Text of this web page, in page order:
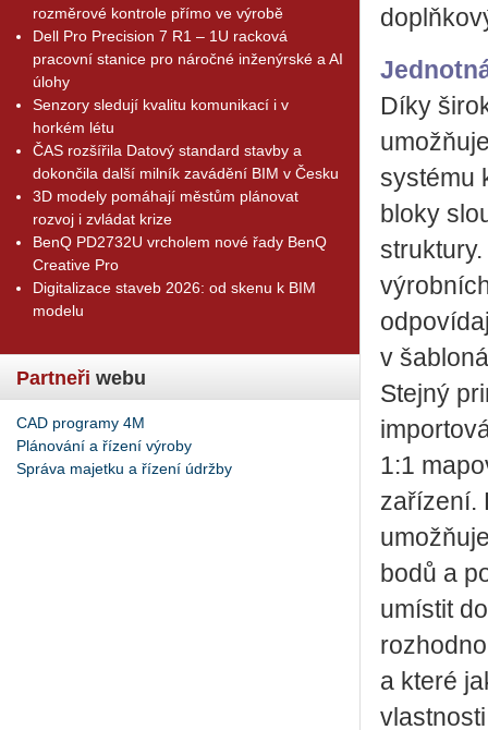
rozměrové kontrole přímo ve výrobě
Dell Pro Precision 7 R1 – 1U racková
pracovní stanice pro náročné inženýrské a AI
úlohy
Senzory sledují kvalitu komunikací i v
horkém létu
ČAS rozšířila Datový standard stavby a
dokončila další milník zavádění BIM v Česku
3D modely pomáhají městům plánovat
rozvoj i zvládat krize
BenQ PD2732U vrcholem nové řady BenQ
Creative Pro
Digitalizace staveb 2026: od skenu k BIM
modelu
Partneři webu
CAD programy 4M
Plánování a řízení výroby
Správa majetku a řízení údržby
Díky
systému
bloky
v
Stejný
1:1
zařízení.
bodů a
umístit
a které